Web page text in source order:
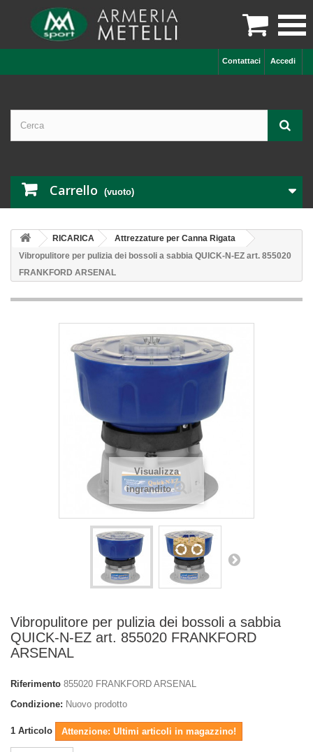

Accedi
Contattaci
Carrello (vuoto)
RICARICA
Attrezzature per Canna Rigata
Vibropulitore per pulizia dei bossoli a sabbia QUICK-N-EZ art. 855020
FRANKFORD ARSENAL
Visualizza
ingrandito
Vibropulitore per pulizia dei bossoli a sabbia
QUICK-N-EZ art. 855020 FRANKFORD
ARSENAL
Riferimento 855020 FRANKFORD ARSENAL
Condizione: Nuovo prodotto
1 Articolo Attenzione: Ultimi articoli in magazzino!